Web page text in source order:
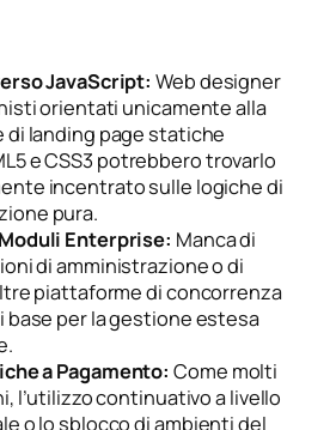
JavaScript: Web designer
orientati unicamente alla
landing page statiche
e CSS3 potrebbero trovarlo
incentrato sulle logiche di
pura.
Enterprise: Manca di
di amministrazione o di
piattaforme di concorrenza
base per la gestione estesa
a Pagamento: Come molti
l’utilizzo continuativo a livello
o lo sblocco di ambienti del